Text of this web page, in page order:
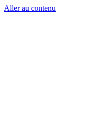
Aller au contenu